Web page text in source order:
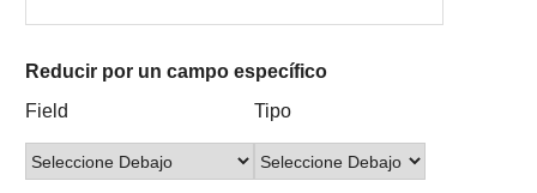
of
rows
in
Reducir por un campo específico
Campo
búsqueda
Tipo
búsqueda
Términos
búsqueda
Ensamblador
Búsqueda
Field Tipo